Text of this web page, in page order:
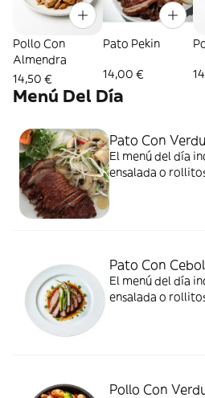
Pollo Con
Almendra
14,50 €
Pato Pekin
14,00 €
Menú Del Día
Pato Con
El menú del día
ensalada o
Pato Con
El menú del día
ensalada o
Pollo Con